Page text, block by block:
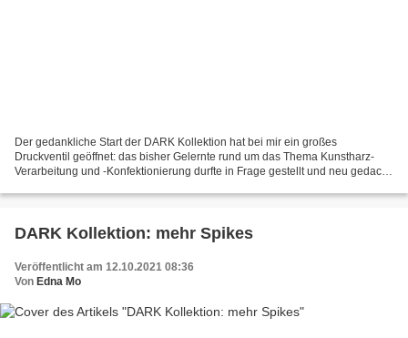
Der gedankliche Start der DARK Kollektion hat bei mir ein großes
Druckventil geöffnet: das bisher Gelernte rund um das Thema Kunstharz-
Verarbeitung und -Konfektionierung durfte in Frage gestellt und neu gedacht
DARK Kollektion: mehr Spikes
Veröffentlicht am 12.10.2021 08:36
Von Edna Mo